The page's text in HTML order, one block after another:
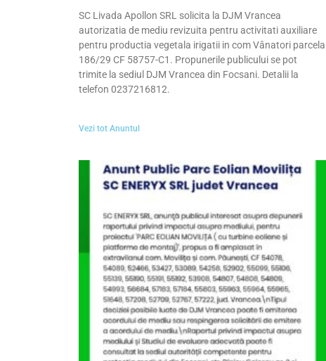
SC Livada Apollon SRL solicita la DJM Vrancea
autorizatia de mediu revizuita pentru activitati auxiliare
pentru productia vegetala irigatii in com Vânatori parcela
186/29 CF 58757-C1. Propunerile publicului se pot
trimite la sediul DJM Vrancea din Focsani. Detalii la
telefon 0237216812.
Vezi tot Anuntul